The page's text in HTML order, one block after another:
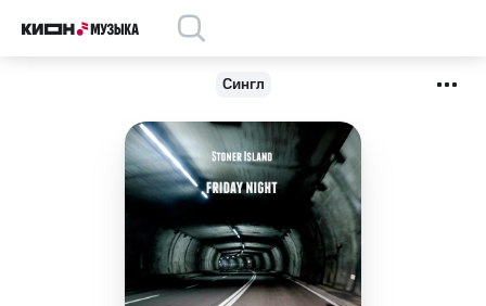
Сингл